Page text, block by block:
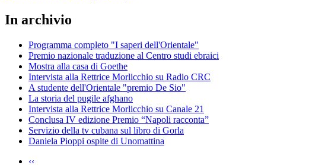
In archivio
Programma completo "I saperi dell'Orientale"
Premio nazionale traduzione al Centro studi ebraici
Mostra alla casa di Goethe
Intervista alla Rettrice Morlicchio su Radio CRC
A studente dell'Orientale "premio De Sio"
La storia del pugile afghano
Intervista alla Rettrice Morlicchio su Canale 21
Conclusa IV edizione Premio “Napoli racconta”
Servizio della tv cubana sul libro di Gorla
Daniela Pioppi ospite di Unomattina
‹‹